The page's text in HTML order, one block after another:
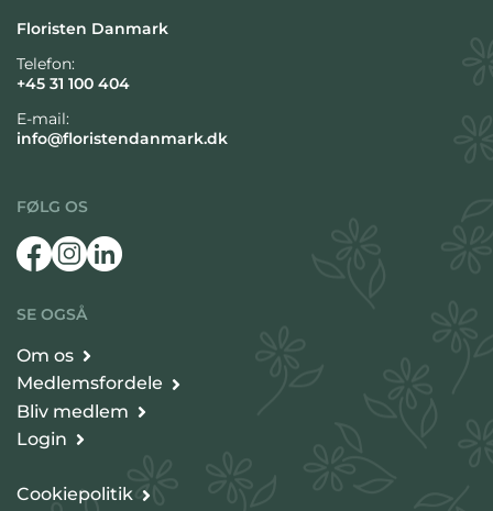
Floristen Danmark
Telefon:
+45 31 100 404
E-mail:
info@floristendanmark.dk
FØLG OS
SE OGSÅ
Om os
Medlemsfordele
Bliv medlem
Login
Cookiepolitik